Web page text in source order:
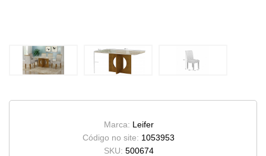
Marca: Leifer
Código no site: 1053953
SKU: 500674